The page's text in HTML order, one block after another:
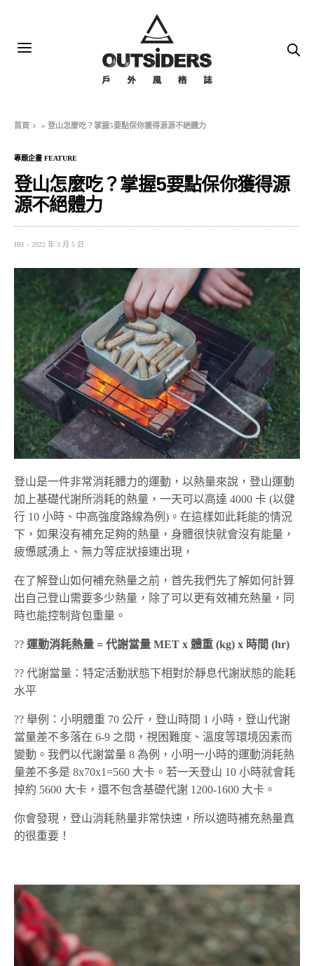
首頁 »登山怎麼吃？掌握5要點保你獲得源源不絕體力
專題企畫 FEATURE
登山怎麼吃？掌握5要點保你獲得源
源不絕體力
HH 2022 年 3 月 5 日
登山是一件非常消耗體力的運動，以熱量來說，登山運動
加上基礎代謝所消耗的熱量，一天可以高達 4000 卡 (以健
行 10 小時、中高強度路線為例)。在這樣如此耗能的情況
下，如果沒有補充足夠的熱量，身體很快就會沒有能量，
疲憊感湧上、無力等症狀接連出現，
在了解登山如何補充熱量之前，首先我們先了解如何計算
出自己登山需要多少熱量，除了可以更有效補充熱量，同
時也能控制背包重量。
??運動消耗熱量 = 代謝當量 MET x 體重 (kg) x 時間 (hr)
?? 代謝當量：特定活動狀態下相對於靜息代謝狀態的能耗
水平
?? 舉例：小明體重 70 公斤，登山時間 1 小時，登山代謝
當量差不多落在 6-9 之間，視困難度、溫度等環境因素而
變動。我們以代謝當量 8 為例，小明一小時的運動消耗熱
量差不多是 8x70x1=560 大卡。若一天登山 10 小時就會耗
掉約 5600 大卡，還不包含基礎代謝 1200-1600 大卡。
你會發現，登山消耗熱量非常快速，所以適時補充熱量真
的很重要！